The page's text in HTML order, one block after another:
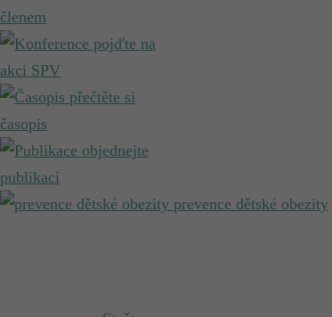
členem
pojďte na
akci SPV
přečtěte si
časopis
objednejte
publikaci
prevence dětské obezity